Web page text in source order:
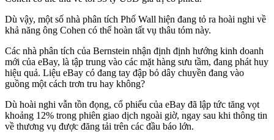
Dù vậy, một số nhà phân tích Phố Wall hiện đang tỏ ra hoài nghi về
khả năng ông Cohen có thể hoàn tất vụ thâu tóm này.
Các nhà phân tích của Bernstein nhận định định hướng kinh doanh
mới của eBay, là tập trung vào các mặt hàng sưu tầm, đang phát huy
hiệu quả. Liệu eBay có đang tay đập bỏ dây chuyền đang vào
guồng một cách trơn tru hay không?
Dù hoài nghi vẫn tồn đọng, cổ phiếu của eBay đã lập tức tăng vọt
khoảng 12% trong phiên giao dịch ngoài giờ, ngay sau khi thông tin
về thương vụ được đăng tải trên các đầu báo lớn.